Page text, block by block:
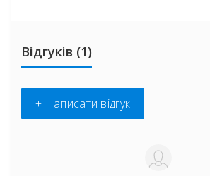
Відгуків (1)
+ Написати відгук